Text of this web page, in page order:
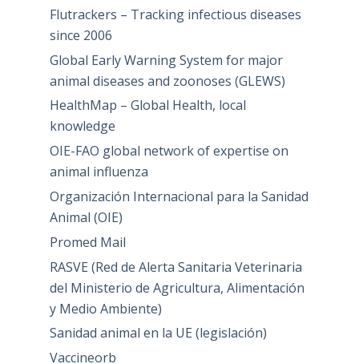
Flutrackers – Tracking infectious diseases
since 2006
Global Early Warning System for major
animal diseases and zoonoses (GLEWS)
HealthMap – Global Health, local
knowledge
OIE-FAO global network of expertise on
animal influenza
Organización Internacional para la Sanidad
Animal (OIE)
Promed Mail
RASVE (Red de Alerta Sanitaria Veterinaria
del Ministerio de Agricultura, Alimentación
y Medio Ambiente)
Sanidad animal en la UE (legislación)
Vaccineorb